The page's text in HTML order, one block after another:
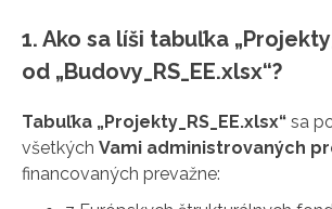
1. Ako sa líši tabuľka
od „Budovy_RS_EE.xlsx“?
Tabuľka „Projekty_RS_EE.xlsx“ sa
všetkých Vami administrovaných
financovaných prevažne: